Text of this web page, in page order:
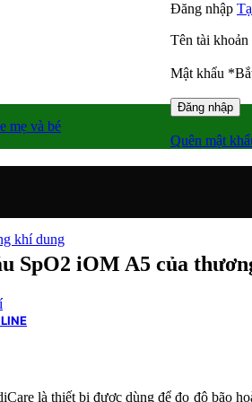
Đăng nhập
Tên tài khoản
Mật khẩu *
Đăng nhập
Quên mật
mẹ và bé
khí dung
SpO2 iOM A5 của
là thiết bị được dùng để đo độ bão